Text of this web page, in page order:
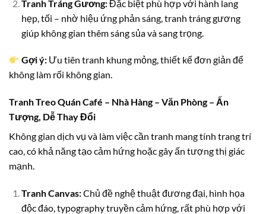
Tranh Tráng Gương:Đặc biệt phù hợp với hành lang
hẹp, tối – nhờ hiệu ứng phản sáng, tranh tráng gương
giúp không gian thêm sáng sủa và sang trọng.
Gợi ý: Ưu tiên tranh khung mỏng, thiết kế đơn giản để
không làm rối không gian.
Tranh Treo Quán Café – Nhà Hàng – Văn Phòng – Ấn
Tượng, Dễ Thay Đổi
Không gian dịch vụ và làm việc cần tranh mang tính trang trí
cao, có khả năng tạo cảm hứng hoặc gây ấn tượng thị giác
mạnh.
Tranh Canvas:Chủ đề nghệ thuật đương đại, hình họa
độc đáo, typography truyền cảm hứng, rất phù hợp với